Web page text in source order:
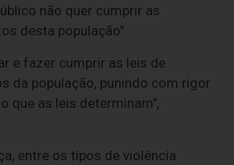
não quer cumprir as
desta população".
e fazer cumprir as leis de
da população, punindo com rigor
que as leis determinam",
entre os tipos de violência